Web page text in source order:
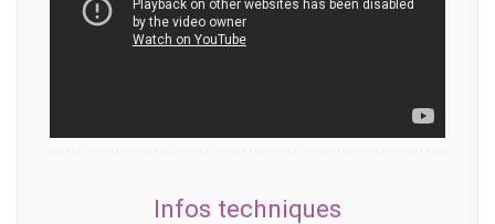
Infos techniques